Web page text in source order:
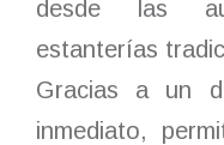
desde las
estanterías
Gracias a un
inmediato,